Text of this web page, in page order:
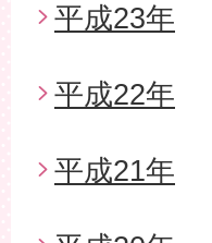
平成23年
平成22年
平成21年